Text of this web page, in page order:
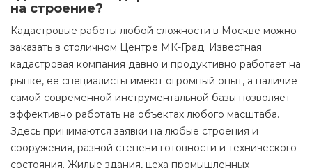
на строение?
Кадастровые работы любой сложности в Москве можно
заказать в столичном Центре МК-Град. Известная
кадастровая компания давно и продуктивно работает на
рынке, ее специалисты имеют огромный опыт, а наличие
самой современной инструментальной базы позволяет
эффективно работать на объектах любого масштаба.
Здесь принимаются заявки на любые строения и
сооружения, разной степени готовности и технического
состояния. Жилые здания, цеха промышленных